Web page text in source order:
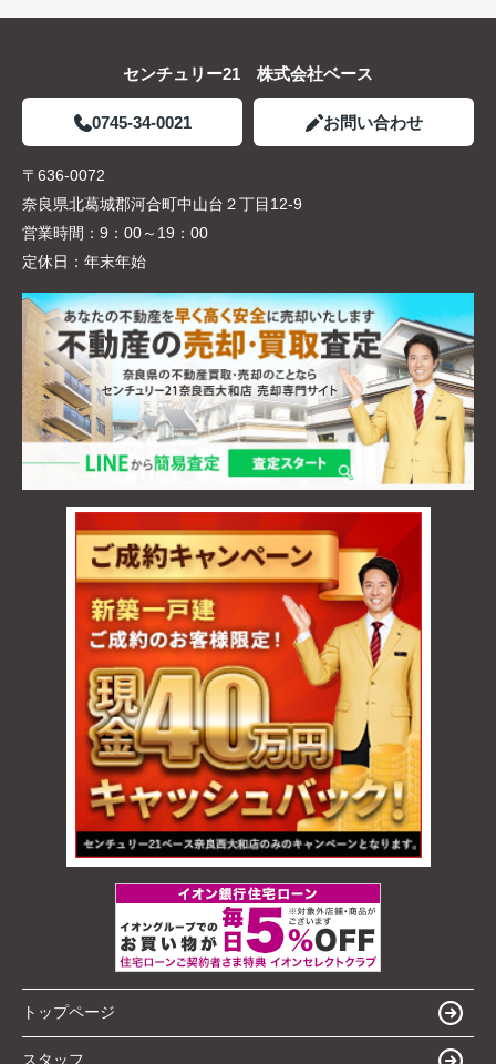
センチュリー21 株式会社ベース
0745-34-0021 お問い合わせ
〒636-0072
奈良県北葛城郡河合町中山台２丁目12-9
営業時間： 9：00～19：00
定休日： 年末年始
トップページ
スタッフ